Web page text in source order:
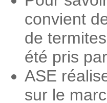
convient
de
été pris
ASE
sur le